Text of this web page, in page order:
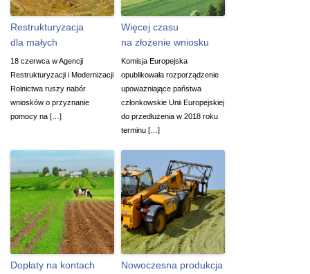
Restrukturyzacja
dla małych
18 czerwca w Agencji
Restrukturyzacji i Modernizacji
Rolnictwa ruszy nabór
wniosków o przyznanie
pomocy na […]
Więcej czasu
na złożenie wniosku
Komisja Europejska
opublikowała rozporządzenie
upoważniające państwa
członkowskie Unii Europejskiej
do przedłużenia w 2018 roku
terminu […]
Dopłaty na kontach Nowoczesna produkcja